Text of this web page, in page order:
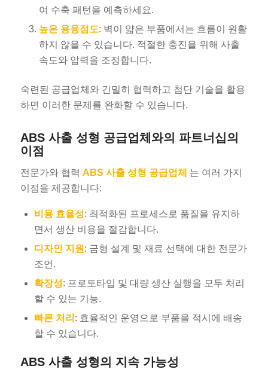
여 수축 패턴을 예측하세요.
높은 용융점도: 벽이 얇은 부품에서는 흐름이 원활
하지 않을 수 있습니다. 적절한 충진을 위해 사출
속도와 압력을 조정합니다.
숙련된 공급업체와 긴밀히 협력하고 첨단 기술을 활용
하면 이러한 문제를 완화할 수 있습니다.
ABS 사출 성형 공급업체와의 파트너십의
이점
전문가와 협력 ABS 사출 성형 공급업체
는 여러 가지
이점을 제공합니다:
비용 효율성: 최적화된 프로세스로 품질을 유지하
면서 생산 비용을 절감합니다.
디자인 지원 : 금형 설계 및 재료 선택에 대한 전문가
조언.
확장성: 프로토타입 및 대량 생산 실행을 모두 처리
할 수 있는 기능.
빠른 처리 : 효율적인 운영으로 부품을 적시에 배송
할 수 있습니다.
ABS 사출 성형의 지속 가능성